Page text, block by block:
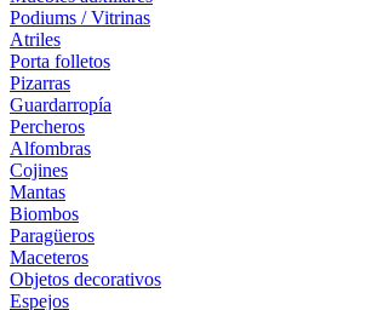
Podiums / Vitrinas
Atriles
Porta folletos
Pizarras
Guardarropía
Percheros
Alfombras
Cojines
Mantas
Biombos
Paragüeros
Maceteros
Objetos decorativos
Espejos